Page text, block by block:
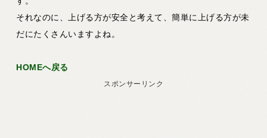
それなのに、上げる方が安全と考えて、簡単に上げる方が未
だにたくさんいますよね。
HOMEへ戻る
スポンサーリンク